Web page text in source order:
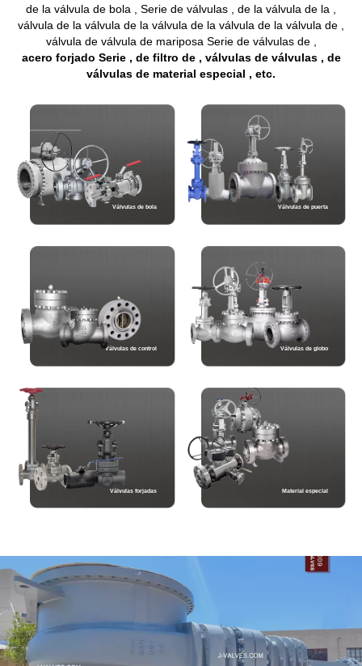
de la válvula de bola
Serie de válvulas de la válvula de la
válvula de la válvula de la válvula de la válvula de la válvula de
válvula de válvula de mariposa Serie de válvulas de
acero forjado Serie , de filtro de , válvulas de válvulas , de
válvulas de material especial , etc.
Válvulas de bola Válvulas de puerta
Válvulas de control Válvulas de globo
Válvulas forjadas Material especial